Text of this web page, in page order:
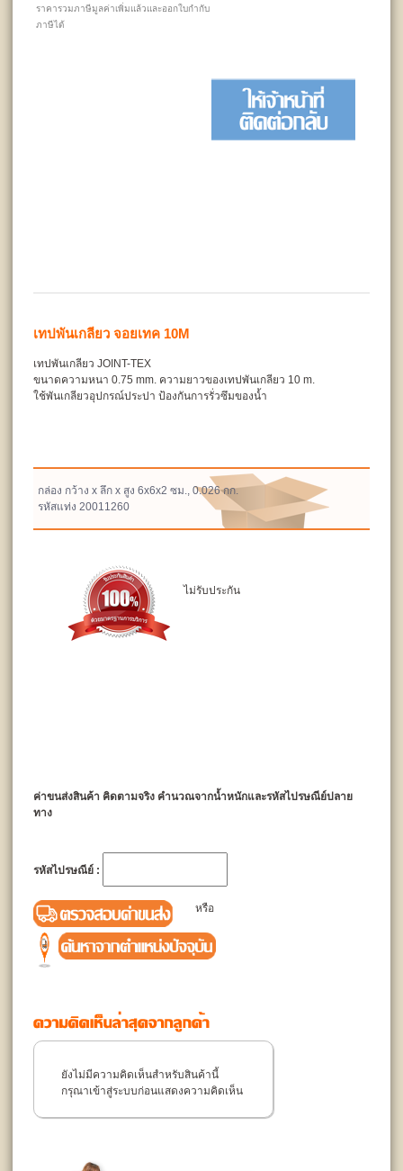
ราคารวมภาษีมูลค่าเพิ่มแล้วและออกใบกำกับ
ภาษีได้
เทปพันเกลียว จอยเทค 10M
เทปพันเกลียว JOINT-TEX
ขนาดความหนา 0.75 mm. ความยาวของเทปพันเกลียว 10 m.
ใช้พันเกลียวอุปกรณ์ประปา ป้องกันการรั่วซึมของน้ำ
กล่อง กว้าง x ลึก x สูง 6x6x2 ซม., 0.026 กก.
รหัสแท่ง 20011260
ไม่รับประกัน
ค่าขนส่งสินค้า คิดตามจริง คำนวณจากน้ำหนักและรหัสไปรษณีย์ปลาย
ทาง
รหัสไปรษณีย์ :
หรือ
ยังไม่มีความคิดเห็นสำหรับสินค้านี้
กรุณาเข้าสู่ระบบก่อนแสดงความคิดเห็น